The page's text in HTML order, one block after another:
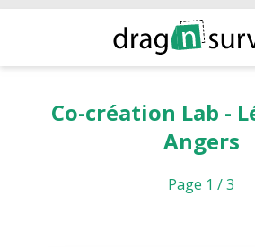
Co-création Lab -
Angers
Page 1 / 3